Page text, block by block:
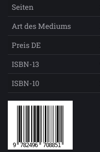
Seiten
Art des Mediums
Preis DE
ISBN-13
ISBN-10